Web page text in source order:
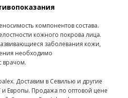
компонентов состава.
кожного покрова лица.
заболевания кожи,
необходимо
врачом.
Доставим в Севилью и другие
Европы. Продажа по оптовой цене